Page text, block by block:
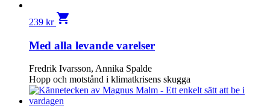
239 kr shopping_cart
Med alla levande varelser
Fredrik Ivarsson, Annika Spalde
Hopp och motstånd i klimatkrisens skugga